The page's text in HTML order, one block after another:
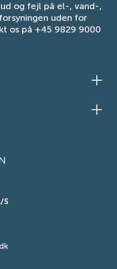
og fejl på el-, vand-,
uden for
os på +45 9829 9000
stibelysning
S